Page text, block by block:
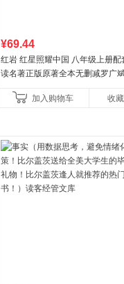
¥69.44
红岩 红星照耀中国 八年级上册配
读名著正版原著全本无删减罗广
初中生课外书中国青
加入购物车 收藏